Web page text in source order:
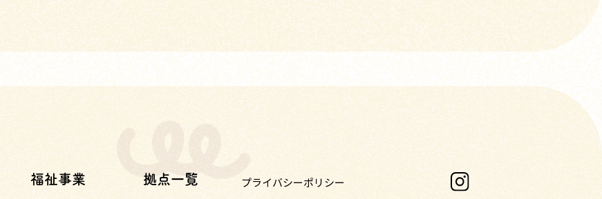
福祉事業 拠点一覧 プライバシーポリシー